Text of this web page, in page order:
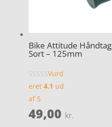
Bike Attitude
Sort – 125mm
Vurd
eret 4.1 ud
af 5
49,00 kr.